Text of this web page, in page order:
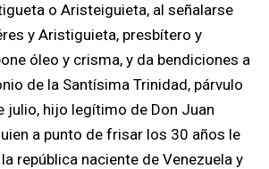
o Aristeiguieta, al señalarse
y Aristiguieta, presbítero y
óleo y crisma, y da bendiciones a
de la Santísima Trinidad, párvulo
julio, hijo legítimo de Don Juan
a punto de frisar los 30 años le
república naciente de Venezuela y